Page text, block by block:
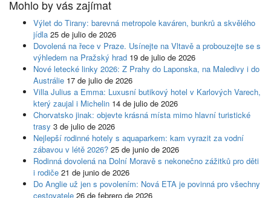
Mohlo by vás zajímat
Výlet do Tirany: barevná metropole kaváren, bunkrů a skvělého
jídla 25 de julio de 2026
Dovolená na řece v Praze. Usínejte na Vltavě a probouzejte se s
výhledem na Pražský hrad 19 de julio de 2026
Nové letecké linky 2026: Z Prahy do Laponska, na Maledivy i do
Austrálie 17 de julio de 2026
Villa Julius a Emma: Luxusní butikový hotel v Karlových Varech,
který zaujal i Michelin 14 de julio de 2026
Chorvatsko jinak: objevte krásná místa mimo hlavní turistické
trasy 3 de julio de 2026
Nejlepší rodinné hotely s aquaparkem: kam vyrazit za vodní
zábavou v létě 2026? 25 de junio de 2026
Rodinná dovolená na Dolní Moravě s nekonečno zážitků pro děti
i rodiče 21 de junio de 2026
Do Anglie už jen s povolením: Nová ETA je povinná pro všechny
cestovatele 26 de febrero de 2026